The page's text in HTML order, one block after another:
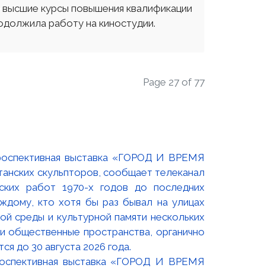
курсы повышения квалификации
работу на киностудии.
Page 27 of 77
выставка «ГОРОД И ВРЕМЯ